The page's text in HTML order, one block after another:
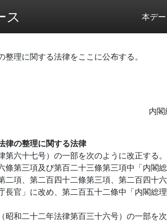
ス 本デ
理に関する法律をここに公布する。
内
律の整理に関する法律
六十七号）の一部を次のように改正する。
條第三項及び第百二十三條第三項中「内閣
二項、第二百四十二條第三項、第二百四十
長官」に改め、第二百五十二條中「内閣総
昭和二十二年法律第百三十六号）の一部を